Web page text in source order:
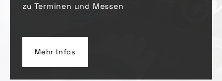
zu Terminen und Messen
Mehr Infos